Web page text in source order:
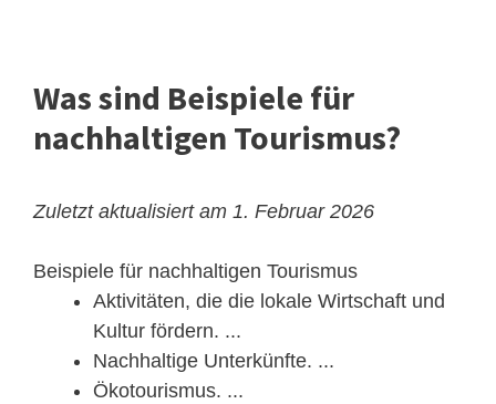
Was sind Beispiele für
nachhaltigen Tourismus?
Zuletzt aktualisiert am 1. Februar 2026
Beispiele für nachhaltigen Tourismus
Aktivitäten, die die lokale Wirtschaft und
Kultur fördern. ...
Nachhaltige Unterkünfte. ...
Ökotourismus. ...